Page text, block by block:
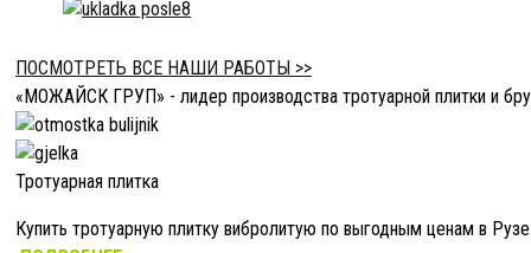
ПОСМОТРЕТЬ ВСЕ НАШИ РАБОТЫ >>
«МОЖАЙСК ГРУП» - лидер производства тротуарной плитки и
Тротуарная плитка
Купить тротуарную плитку вибролитую по выгодным ценам в